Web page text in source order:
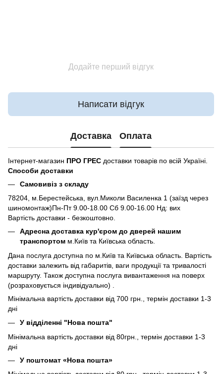
Додайте перший відгук
Написати відгук
Доставка Оплата
Інтернет-магазин ПРО ГРЕС доставки товарів по всій Україні.
Способи доставки
Самовивіз з складу
78204, м.Берестейська, вул.Миколи Василенка 1 (заїзд через
шиномонтаж)Пн-Пт 9.00-18.00 Сб 9.00-16.00 Нд: вих
Вартість доставки - безкоштовно.
Адресна доставка кур'єром до дверей нашим
транспортом м.Київ та Київська область.
Дана послуга доступна по м.Київ та Київська область. Вартість
доставки залежить від габаритів, ваги продукції та тривалості
маршруту. Також доступна послуга вивантаження на поверх
(розраховується індивідуально) .
Мінімальна вартість доставки від 700 грн., термін доставки 1-3
дні
У відділенні "Нова пошта"
Мінімальна вартість доставки від 80грн., термін доставки 1-3
дні
У поштомат «Нова пошта»